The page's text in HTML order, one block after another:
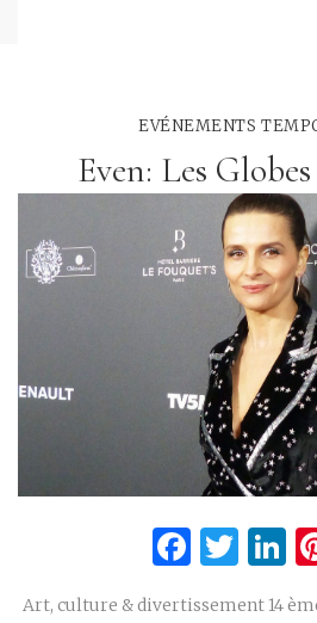
EVÉNEMENTS
Even: Les
Art, culture & divertissement 14